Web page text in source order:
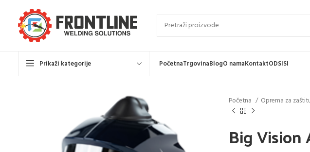
Prikaži kategorije PočetnaTrgovinaBlogO namaKontaktODSISI
Početna Oprema za
Big Vision